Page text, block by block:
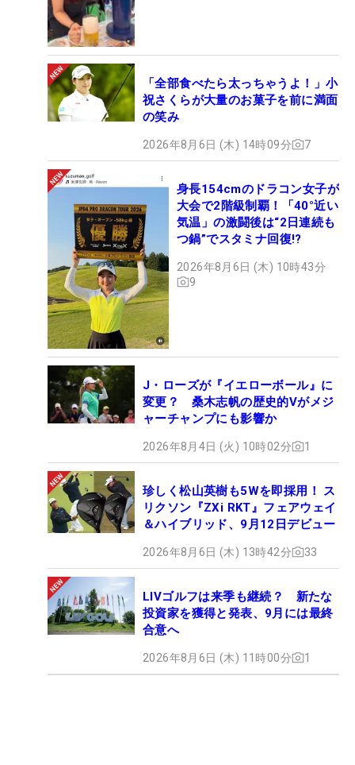
「全部食べたら太っちゃうよ！」小
祝さくらが大量のお菓子を前に満面
の笑み
2026年8月6日 (木) 14時09分 7
身長154cmのドラコン女子が
大会で2階級制覇！「40°近い
気温」の激闘後は“2日連続も
つ鍋”でスタミナ回復!?
2026年8月6日 (木) 10時43分
9
J・ローズが『イエローボール』に
変更？ 桑木志帆の歴史的Vがメジ
ャーチャンプにも影響か
2026年8月4日 (火) 10時02分 1
珍しく松山英樹も5Wを即採用！ ス
リクソン『ZXi RKT』フェアウェイ
＆ハイブリッド、9月12日デビュー
2026年8月6日 (木) 13時42分 33
LIVゴルフは来季も継続？ 新たな
投資家を獲得と発表、9月には最終
合意へ
2026年8月6日 (木) 11時00分 1